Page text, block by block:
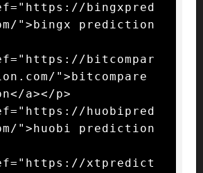
bingxpred
">bingx prediction
bitcompar
">bitcompare
a></p>
huobipred
">huobi prediction
xtpredict